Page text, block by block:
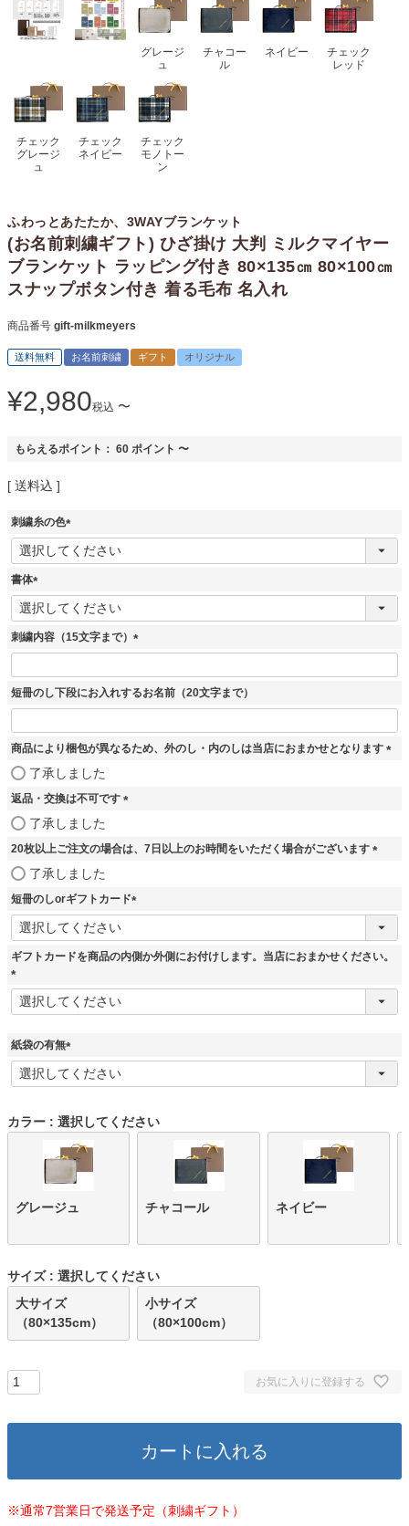
グレージ
ュ
チャコー
ル
ネイビー
チェック
レッド
チェック
グレージ
ュ
チェック
ネイビー
チェック
モノトー
ン
ふわっとあたたか、3WAYブランケット
(お名前刺繍ギフト) ひざ掛け 大判 ミルクマイヤー
ブランケット ラッピング付き 80×135㎝ 80×100㎝
スナップボタン付き 着る毛布 名入れ
商品番号 gift-milkmeyers
送料無料 お名前刺繍 ギフト オリジナル
¥2,980税込 〜
もらえるポイント： 60 ポイント 〜
送料込
刺繍糸の色
(
必
書体
(
必
須
刺繍内容（15文字まで）
(
必
須
)
短冊のし下段にお入れするお名前（20文字まで）
商品により梱包が異なるため、外のし・内のしは当店におまかせとなります
了承しました
返品・交換は不可です
須
了承しました
20枚以上ご注文の場合は、7日以上のお時間をいただく場合がございます
)
了承しました
短冊のしorギフトカード
(
須
ギフトカードを商品の内側か外側にお付けします。当店におまかせください。
(
必
)紙袋の有無
(
必
)
カラー 選択してください
グレージュ チャコール ネイビー
サイズ
選択してください
大サイズ
（80×135cm）
小サイズ
（80×100cm）
お気に入りに登録する
カートに入れる
※通常7営業日で発送予定（刺繍ギフト）